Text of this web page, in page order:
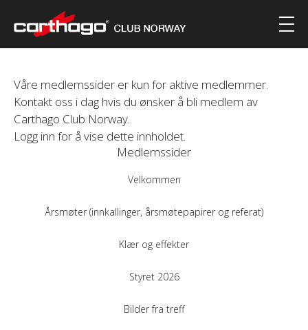
Våre medlemssider er kun for aktive medlemmer.
Kontakt oss i dag hvis du ønsker å bli medlem av
Carthago Club Norway.
Logg inn for å vise dette innholdet.
Medlemssider
Velkommen
Årsmøter (innkallinger, årsmøtepapirer og referat)
Klær og effekter
Styret 2026
Bilder fra treff